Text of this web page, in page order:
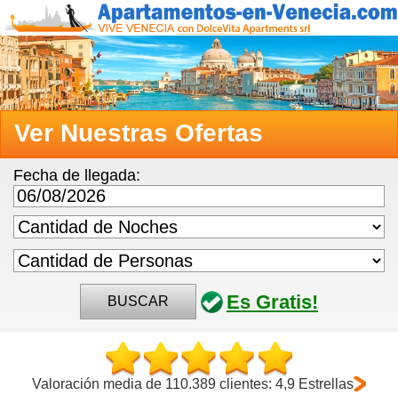
Ver Nuestras Ofertas
Fecha de llegada:
BUSCAR Es Gratis!
Valoración media de 110.389 clientes: 4,9 Estrellas